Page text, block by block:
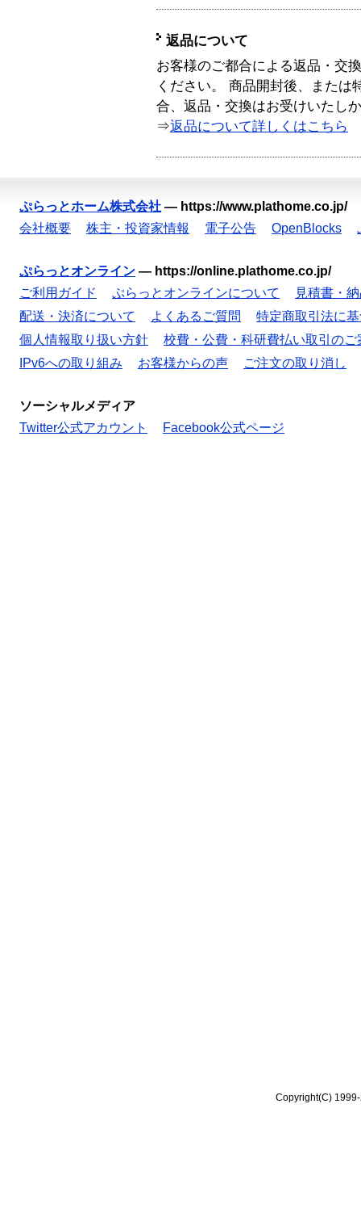
返品について
お客様のご都合による返品・交
ください。 商品開封後、または
合、返品・交換はお受けいたし
⇒返品について詳しくはこちら
ぷらっとホーム株式会社 — https://www.plathome.co.jp/
会社概要
株主・投資家情報 電子公告 OpenBlocks
ぷらっとオンライン — https://online.plathome.co.jp/
ご利用ガイド
ぷらっとオンラインについて
見積書・
配送・決済について
よくあるご質問
特定商取引法に
個人情報取り扱い方針
校費・公費・科研費払い取引のご
IPv6への取り組み
お客様からの声 ご注文の取り消し
ソーシャルメディア
Twitter公式アカウント
Facebook公式ページ
Copyright(C)